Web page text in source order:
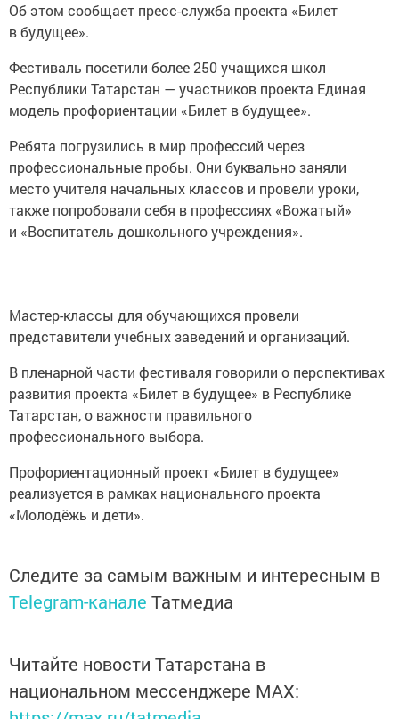
Об этом сообщает пресс-служба проекта «Билет
в будущее».
Фестиваль посетили более 250 учащихся школ
Республики Татарстан — участников проекта Единая
модель профориентации «Билет в будущее».
Ребята погрузились в мир профессий через
профессиональные пробы. Они буквально заняли
место учителя начальных классов и провели уроки,
также попробовали себя в профессиях «Вожатый»
и «Воспитатель дошкольного учреждения».
Мастер-классы для обучающихся провели
представители учебных заведений и организаций.
В пленарной части фестиваля говорили о перспективах
развития проекта «Билет в будущее» в Республике
Татарстан, о важности правильного
профессионального выбора.
Профориентационный проект «Билет в будущее»
реализуется в рамках национального проекта
«Молодёжь и дети».
Следите за самым важным и интересным в
Telegram-канале Татмедиа
Читайте новости Татарстана в
национальном мессенджере MАХ: